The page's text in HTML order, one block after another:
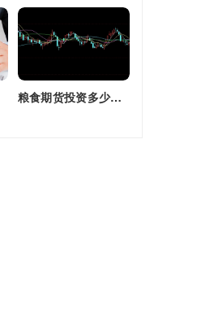
粮食期货投资多少钱一个月(粮食期货投资多少钱一个月啊)